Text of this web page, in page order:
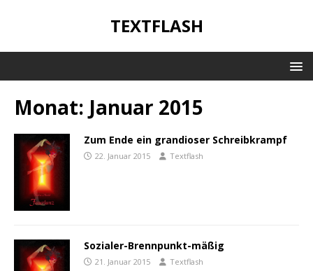
TEXTFLASH
Monat: Januar 2015
Zum Ende ein grandioser Schreibkrampf
22. Januar 2015 Textflash
Sozialer-Brennpunkt-mäßig
21. Januar 2015 Textflash